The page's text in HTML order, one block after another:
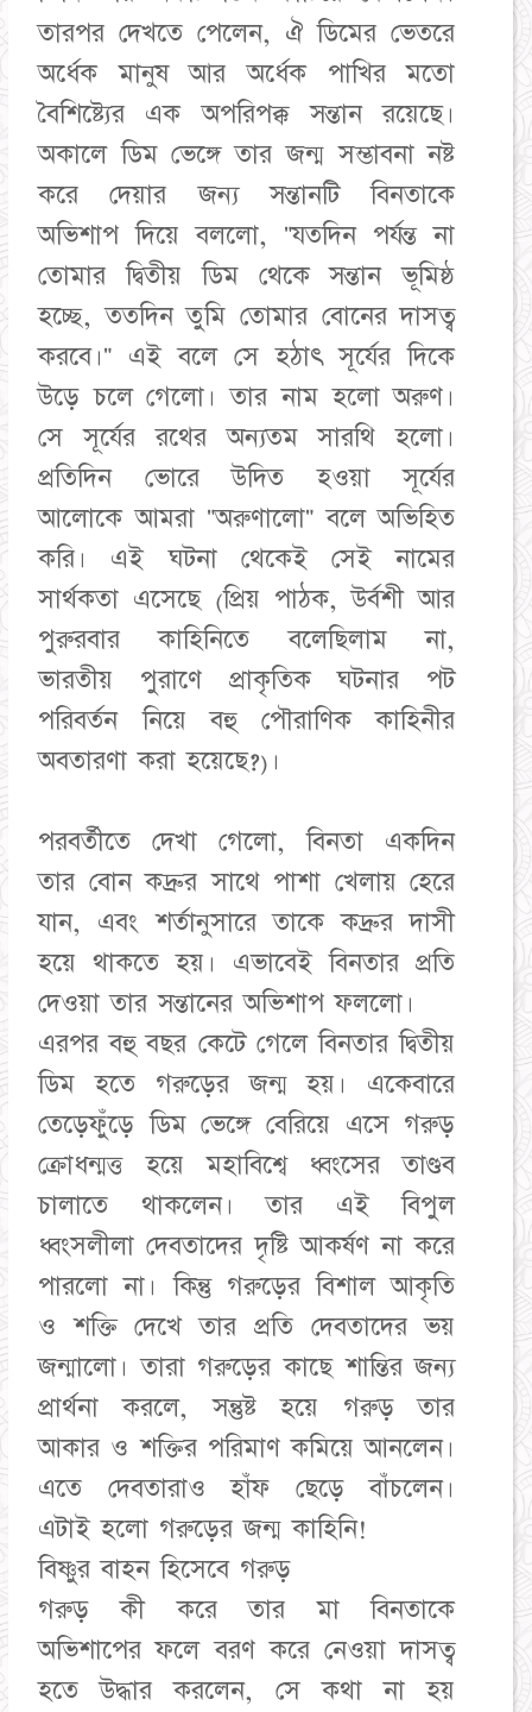
তারপর দেখতে পেলেন, ঐ ডিমের ভেতরে
অর্ধেক মানুষ আর অর্ধেক পাখির মতো
বৈশিষ্ট্যের এক অপরিপক্ক সন্তান রয়েছে।
অকালে ডিম ভেঙ্গে তার জন্ম সম্ভাবনা নষ্ট
করে দেয়ার জন্য সন্তানটি বিনতাকে
অভিশাপ দিয়ে বললো, "যতদিন পর্যন্ত না
তোমার দ্বিতীয় ডিম থেকে সন্তান ভূমিষ্ঠ
হচ্ছে, ততদিন তুমি তোমার বোনের দাসত্ব
করবে।" এই বলে সে হঠাৎ সূর্যের দিকে
উড়ে চলে গেলো। তার নাম হলো অরুণ।
সে সূর্যের রথের অন্যতম সারথি হলো।
প্রতিদিন ভোরে উদিত হওয়া সূর্যের
আলোকে আমরা "অরুণালো" বলে অভিহিত
করি। এই ঘটনা থেকেই সেই নামের
সার্থকতা এসেছে (প্রিয় পাঠক, উর্বশী আর
পুরুরবার কাহিনিতে বলেছিলাম না,
ভারতীয় পুরাণে প্রাকৃতিক ঘটনার পট
পরিবর্তন নিয়ে বহু পৌরাণিক কাহিনীর
অবতারণা করা হয়েছে?)।
পরবর্তীতে দেখা গেলো, বিনতা একদিন
তার বোন কদ্রুর সাথে পাশা খেলায় হেরে
যান, এবং শর্তানুসারে তাকে কদ্রুর দাসী
হয়ে থাকতে হয়। এভাবেই বিনতার প্রতি
দেওয়া তার সন্তানের অভিশাপ ফললো।
এরপর বহু বছর কেটে গেলে বিনতার দ্বিতীয়
ডিম হতে গরুড়ের জন্ম হয়। একেবারে
তেড়েফুঁড়ে ডিম ভেঙ্গে বেরিয়ে এসে গরুড়
ক্রোধন্মত্ত হয়ে মহাবিশ্বে ধ্বংসের তাণ্ডব
চালাতে থাকলেন। তার এই বিপুল
ধ্বংসলীলা দেবতাদের দৃষ্টি আকর্ষণ না করে
পারলো না। কিন্তু গরুড়ের বিশাল আকৃতি
ও শক্তি দেখে তার প্রতি দেবতাদের ভয়
জন্মালো। তারা গরুড়ের কাছে শান্তির জন্য
প্রার্থনা করলে, সন্তুষ্ট হয়ে গরুড় তার
আকার ও শক্তির পরিমাণ কমিয়ে আনলেন।
এতে দেবতারাও হাঁফ ছেড়ে বাঁচলেন।
এটাই হলো গরুড়ের জন্ম কাহিনি!
বিষ্ণুর বাহন হিসেবে গরুড়
গরুড় কী করে তার মা বিনতাকে
অভিশাপের ফলে বরণ করে নেওয়া দাসত্ব
হতে উদ্ধার করলেন, সে কথা না হয়